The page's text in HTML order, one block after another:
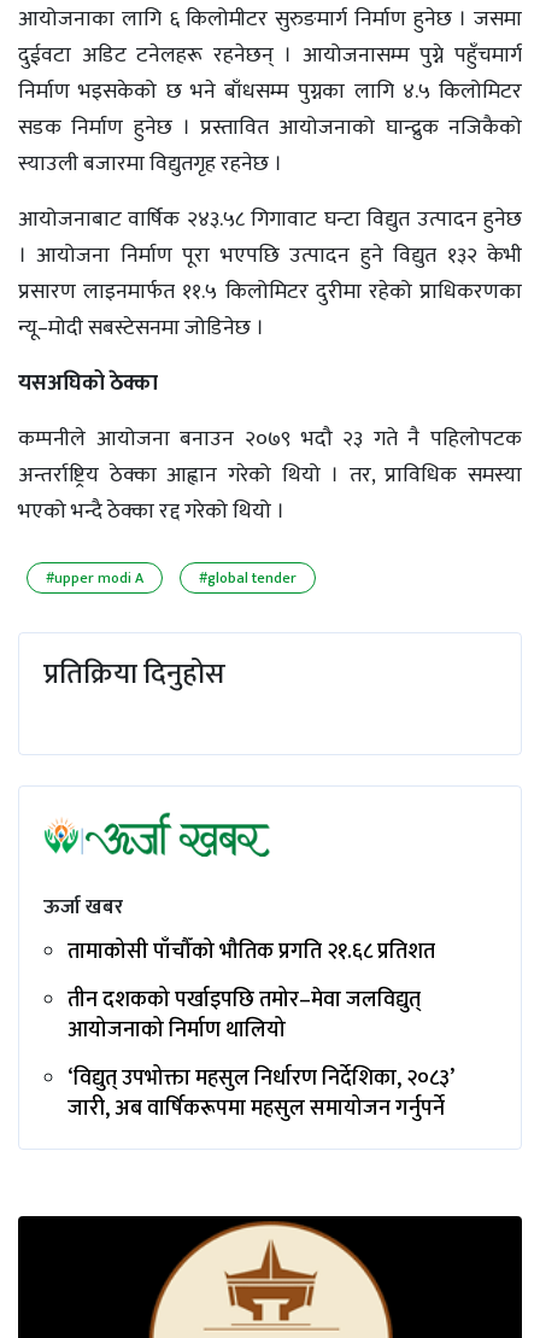
आयोजनाका लागि ६ किलोमीटर सुरुङमार्ग निर्माण हुनेछ । जसमा
दुईवटा अडिट टनेलहरू रहनेछन् । आयोजनासम्म पुग्ने पहुँचमार्ग
निर्माण भइसकेको छ भने बाँधसम्म पुग्नका लागि ४.५ किलोमिटर
सडक निर्माण हुनेछ । प्रस्तावित आयोजनाको घान्द्रुक नजिकैको
स्याउली बजारमा विद्युतगृह रहनेछ ।
आयोजनाबाट वार्षिक २४३.५८ गिगावाट घन्टा विद्युत उत्पादन हुनेछ
। आयोजना निर्माण पूरा भएपछि उत्पादन हुने विद्युत १३२ केभी
प्रसारण लाइनमार्फत ११.५ किलोमिटर दुरीमा रहेको प्राधिकरणका
न्यू–मोदी सबस्टेसनमा जोडिनेछ ।
यसअघिको ठेक्का
कम्पनीले आयोजना बनाउन २०७९ भदौ २३ गते नै पहिलोपटक
अन्तर्राष्ट्रिय ठेक्का आह्वान गरेको थियो । तर, प्राविधिक समस्या
भएको भन्दै ठेक्का रद्द गरेको थियो ।
#upper modi A #global tender
प्रतिक्रिया दिनुहोस
ऊर्जा खबर
तामाकोसी पाँचौँको भौतिक प्रगति २१.६८ प्रतिशत
तीन दशकको पर्खाइपछि तमोर–मेवा जलविद्युत्
आयोजनाको निर्माण थालियो
‘विद्युत् उपभोक्ता महसुल निर्धारण निर्देशिका, २०८३’
जारी, अब वार्षिकरूपमा महसुल समायोजन गर्नुपर्ने